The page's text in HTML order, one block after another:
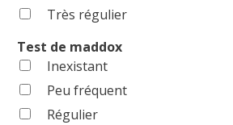
Très régulier
Test de maddox
Inexistant
Peu fréquent
Régulier